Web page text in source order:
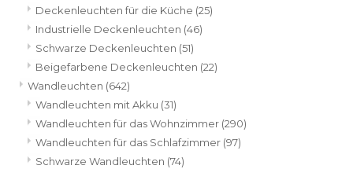
Deckenleuchten für die Küche (25)
Industrielle Deckenleuchten (46)
Schwarze Deckenleuchten (51)
Beigefarbene Deckenleuchten (22)
Wandleuchten (642)
Wandleuchten mit Akku (31)
Wandleuchten für das Wohnzimmer (290)
Wandleuchten für das Schlafzimmer (97)
Schwarze Wandleuchten (74)